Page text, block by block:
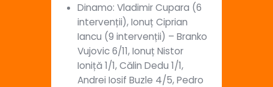
Dinamo: Vladimir Cupara (6
intervenții), Ionuț Ciprian
Iancu (9 intervenții) – Branko
Vujovic 6/11, Ionuț Nistor
Ioniță 1/1, Călin Dedu 1/1,
Andrei Iosif Buzle 4/5, Pedro